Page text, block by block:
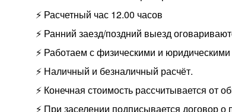
⚡️ Расчетный час 12.00 часов
⚡️ Ранний заезд/поздний выезд
⚡️ Работаем с физическими и
⚡️ Наличный и безналичный расчёт.
⚡️ Конечная стоимость рассчитывается от
⚡️ При заселении подписывается договор